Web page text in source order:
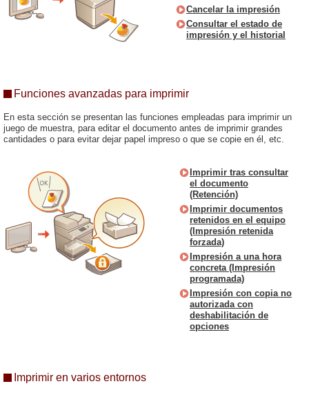
Cancelar la impresión
Consultar el estado de
impresión y el historial
Funciones avanzadas para imprimir
En esta sección se presentan las funciones empleadas para imprimir un
juego de muestra, para editar el documento antes de imprimir grandes
cantidades o para evitar dejar papel impreso o que se copie en él, etc.
Imprimir tras consultar
el documento
(Retención)
Imprimir documentos
retenidos en el equipo
(Impresión retenida
forzada)
Impresión a una hora
concreta (Impresión
programada)
Impresión con copia no
autorizada con
deshabilitación de
opciones
Imprimir en varios entornos